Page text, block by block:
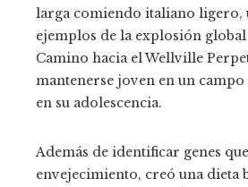
larga comiendo italiano ligero,
ejemplos de la explosión
Camino hacia el Wellville
mantenerse joven en un campo
en su adolescencia.
Además de identificar genes
envejecimiento, creó una dieta